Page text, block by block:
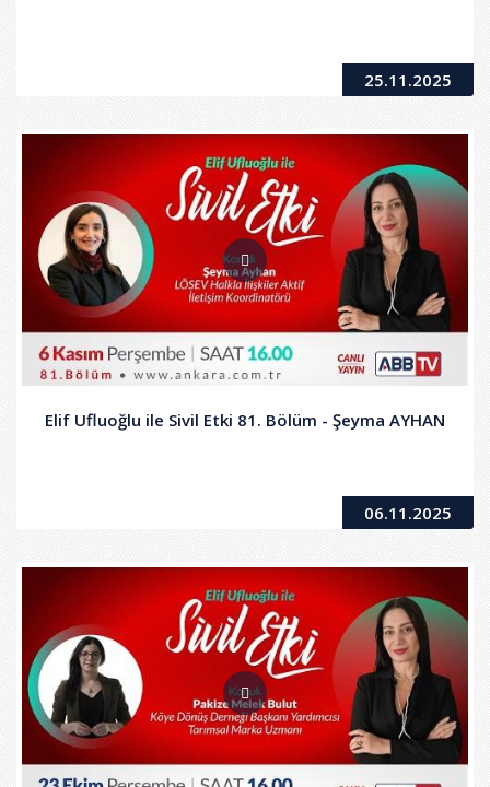
25.11.2025
Elif Ufluoğlu ile Sivil Etki 81. Bölüm - Şeyma AYHAN
06.11.2025